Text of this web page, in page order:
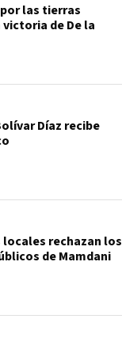
las tierras
de De la
Díaz recibe
rechazan los
de Mamdani